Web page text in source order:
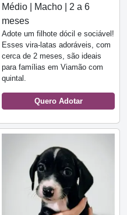
Médio | Macho | 2 a 6
meses
Adote um filhote dócil e sociável!
Esses vira-latas adoráveis, com
cerca de 2 meses, são ideais
para famílias em Viamão com
quintal.
Quero Adotar